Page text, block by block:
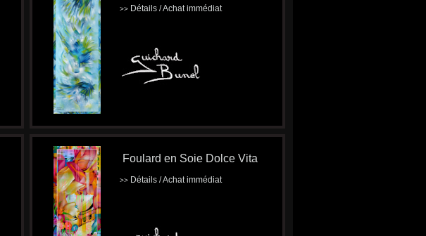
>> Détails / Achat immédiat
Foulard en Soie Dolce Vita
>> Détails / Achat immédiat